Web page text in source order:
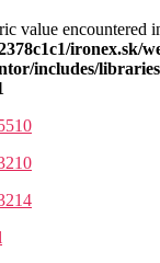
value encountered
ironex.sk/
includes/